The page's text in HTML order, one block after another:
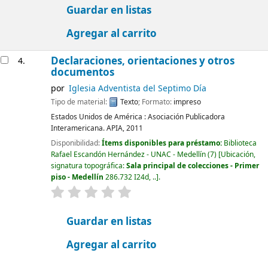
Guardar en listas
Agregar al carrito
4. Declaraciones, orientaciones y otros
documentos
por Iglesia Adventista del Septimo Día
Tipo de material: Texto; Formato: impreso
Estados Unidos de América :Asociación Publicadora
Interamericana. APIA,2011
Disponibilidad:Ítems disponibles para préstamo: Biblioteca
Rafael Escandón Hernández - UNAC - Medellín(7) Ubicación,
signatura topográfica:Sala principal de colecciones - Primer
piso - Medellín 286.732 I24d, .. .
valoración
Guardar en listas
Agregar al carrito